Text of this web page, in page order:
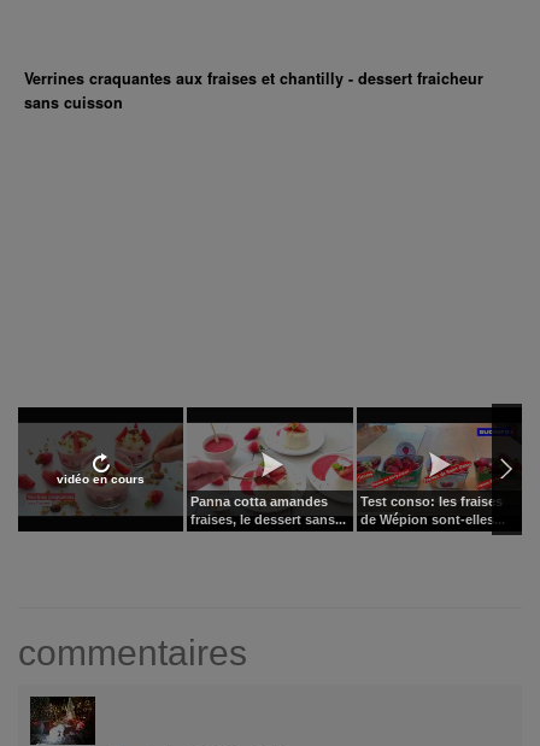
Verrines craquantes aux fraises et chantilly - dessert fraicheur
sans cuisson
vidéo en cours
Panna cotta amandes
fraises, le dessert sans...
Test conso: les fraises
de Wépion sont-elles...
commentaires